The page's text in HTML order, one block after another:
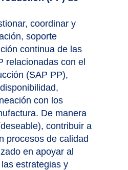
coordinar y
soporte
continua de las
relacionadas con el
(SAP PP),
con los
De manera
contribuir a
procesos de calidad
en apoyar al
estrategias y